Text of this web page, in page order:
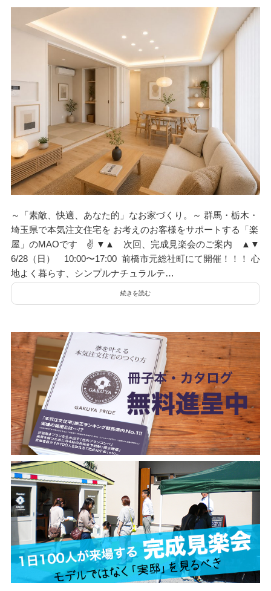
～「素敵、快適、あなた的」なお家づくり。～ 群馬・栃木・
埼玉県で本気注文住宅を お考えのお客様をサポートする「楽
屋」のMAOです ✌ ▼▲ 次回、完成見楽会のご案内 ▲▼
6/28（日） 10:00〜17:00 前橋市元総社町にて開催！！！ 心
地よく暮らす、シンプルナチュラルテ…
続きを読む